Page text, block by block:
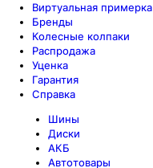
Виртуальная примерка
Бренды
Колесные колпаки
Распродажа
Уценка
Гарантия
Справка
Шины
Диски
АКБ
Автотовары